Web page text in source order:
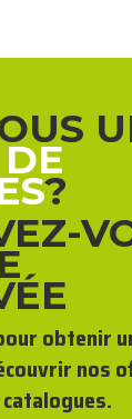
?
obtenir
nos